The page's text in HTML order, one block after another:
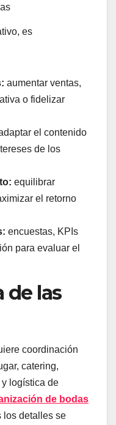
es
aumentar ventas,
o fidelizar
el contenido
de los
equilibrar
el retorno
encuestas, KPIs
para evaluar el
de las
coordinación
catering,
logística de
de bodas
los detalles se